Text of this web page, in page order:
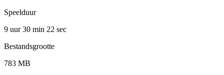
Speelduur
9 uur 30 min 22 sec
Bestandsgrootte
783 MB